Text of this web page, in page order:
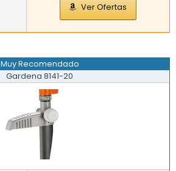
Ver Ofertas
Muy Recomendado
Gardena 8141-20